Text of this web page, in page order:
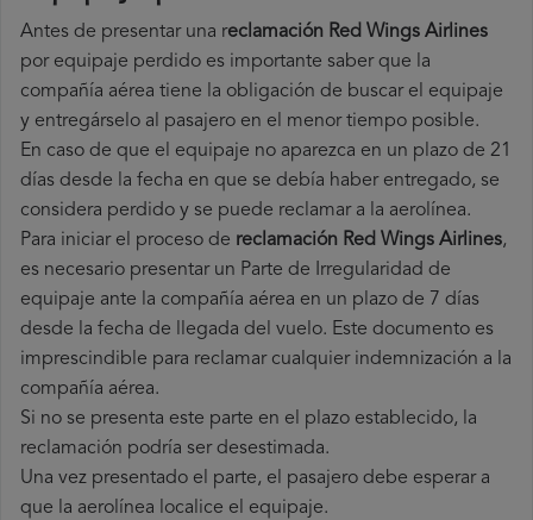
Antes de presentar una reclamación Red Wings Airlines
por equipaje perdido es importante saber que la
compañía aérea tiene la obligación de buscar el equipaje
y entregárselo al pasajero en el menor tiempo posible.
En caso de que el equipaje no aparezca en un plazo de 21
días desde la fecha en que se debía haber entregado, se
considera perdido y se puede reclamar a la aerolínea.
Para iniciar el proceso de reclamación Red Wings Airlines,
es necesario presentar un Parte de Irregularidad de
equipaje ante la compañía aérea en un plazo de 7 días
desde la fecha de llegada del vuelo. Este documento es
imprescindible para reclamar cualquier indemnización a la
compañía aérea.
Si no se presenta este parte en el plazo establecido, la
reclamación podría ser desestimada.
Una vez presentado el parte, el pasajero debe esperar a
que la aerolínea localice el equipaje.